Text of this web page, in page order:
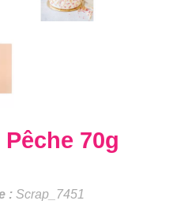
70g
: Scrap_7451